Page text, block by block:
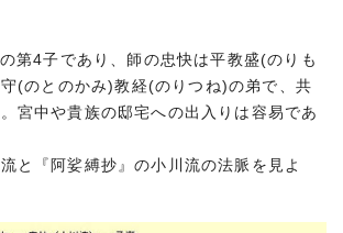
第4子であり、師の忠快は平教盛(のりも
(のとのかみ)教経(のりつね)の弟で、共
宮中や貴族の邸宅への出入りは容易であ
と『阿娑縛抄』の小川流の法脈を見よ